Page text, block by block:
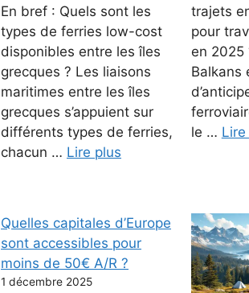
En bref : Quels sont les
types de ferries low-cost
disponibles entre les îles
grecques ? Les liaisons
maritimes entre les îles
grecques s’appuient sur
différents types de ferries,
chacun … Lire plus
trajets
pour
en 2025
Balkans
le … Lire
Quelles capitales d’Europe
sont accessibles pour
moins de 50€ A/R ?
1 décembre 2025